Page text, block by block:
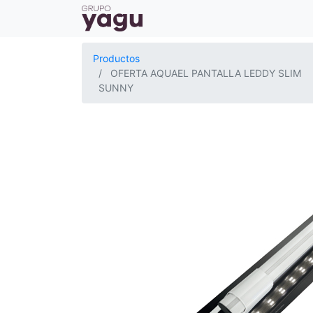
Productos
OFERTA AQUAEL PANTALLA LEDDY SLIM
SUNNY